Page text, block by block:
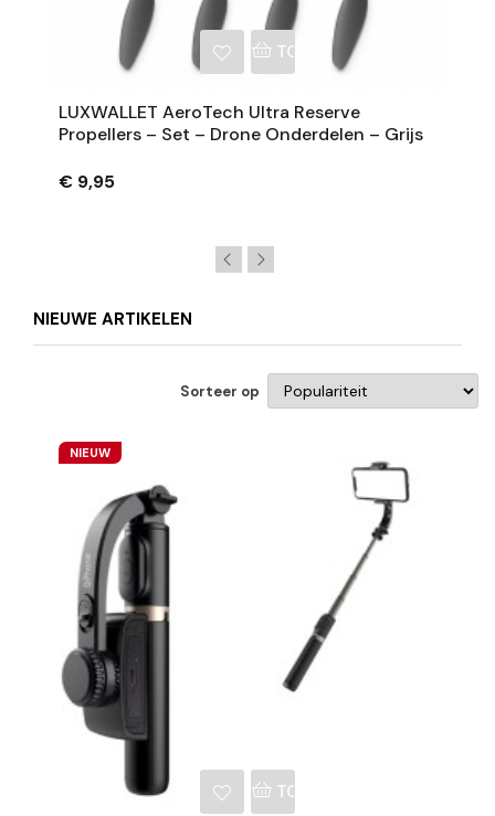
TOEVOEGEN AAN
LUXWALLET AeroTech Ultra Reserve
Propellers – Set – Drone Onderdelen – Grijs
€ 9,95
NIEUWE ARTIKELEN
Sorteer op
NIEUW
TOEVOEGEN AAN